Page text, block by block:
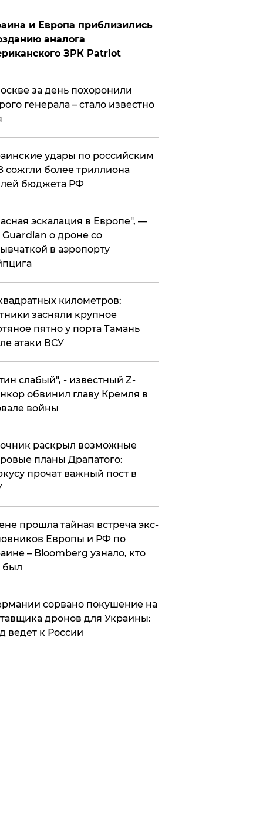
и Европа приблизились
аналога
ЗРК Patriot
за день похоронили
генерала – стало известно
удары по российским
сожгли более триллиона
бюджета РФ
эскалация в Европе", —
Guardian о дроне со
в аэропорту
километров:
засняли крупное
пятно у порта Тамань
атаки ВСУ
слабый", - известный Z-
обвинил главу Кремля в
войны
раскрыл возможные
планы Драпатого:
прочат важный пост в
прошла тайная встреча экс-
Европы и РФ по
– Bloomberg узнало, кто
был
сорвано покушение на
дронов для Украины:
ведет к России